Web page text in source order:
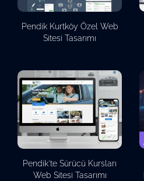
Pendik Kurtköy Özel Web
Sitesi Tasarımı
Pendik'te Sürücü Kursları
Web Sitesi Tasarımı